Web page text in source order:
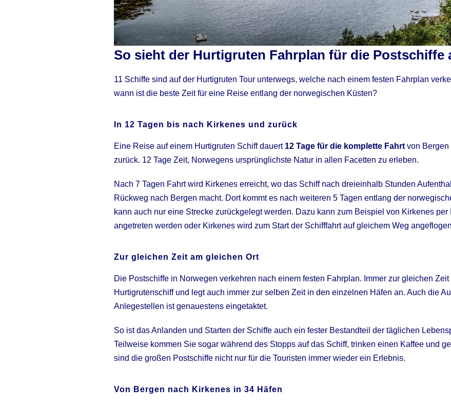
So sieht der Hurtigruten Fahrplan für die Postschiffe
11 Schiffe sind auf der Hurtigruten Tour unterwegs, welche nach einem festen Fahrplan
wann ist die beste Zeit für eine Reise entlang der norwegischen Küsten?
In 12 Tagen bis nach Kirkenes und zurück
Eine Reise auf einem Hurtigruten Schiff dauert 12 Tage für die komplette Fahrt von
zurück. 12 Tage Zeit, Norwegens ursprünglichste Natur in allen Facetten zu erleben.
Nach 7 Tagen Fahrt wird Kirkenes erreicht, wo das Schiff nach dreieinhalb Stunden
Rückweg nach Bergen macht. Dort kommt es nach weiteren 5 Tagen entlang der
kann auch nur eine Strecke zurückgelegt werden. Dazu kann zum Beispiel von Kirkenes
angetreten werden oder Kirkenes wird zum Start der Schifffahrt auf gleichem Weg
Zur gleichen Zeit am gleichen Ort
Die Postschiffe in Norwegen verkehren nach einem festen Fahrplan. Immer zur gleichen
Hurtigrutenschiff und legt auch immer zur selben Zeit in den einzelnen Häfen an. Auch die
Anlegestellen ist genauestens eingetaktet.
So ist das Anlanden und Starten der Schiffe auch ein fester Bestandteil der täglichen
Teilweise kommen Sie sogar während des Stopps auf das Schiff, trinken einen Kaffee und
sind die großen Postschiffe nicht nur für die Touristen immer wieder ein Erlebnis.
Von Bergen nach Kirkenes in 34 Häfen